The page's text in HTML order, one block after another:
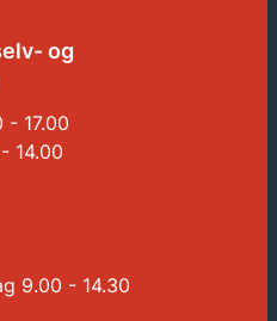
og
17.00
14.00
9.00 - 14.30